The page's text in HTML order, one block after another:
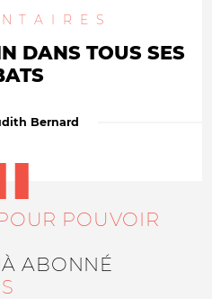
DANS TOUS SES
Bernard
POUVOIR
ABONNÉ